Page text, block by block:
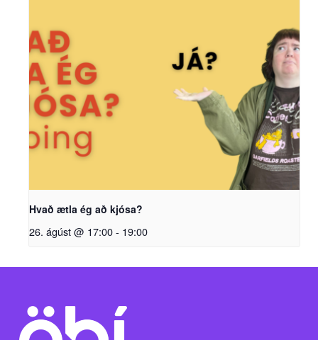
Hvað ætla ég að kjósa?
26. ágúst @ 17:00- 19:00